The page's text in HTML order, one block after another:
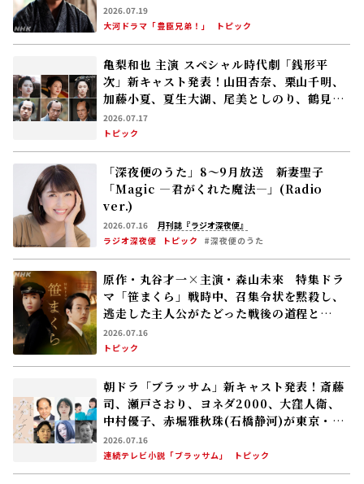
2026.07.19
大河ドラマ「豊臣兄弟！」
トピック
亀梨和也 主演 スペシャル時代劇「銭形平
次」新キャスト発表！山田杏奈、栗山千明、
加藤小夏、夏生大湖、尾美としのり、鶴見辰
吾――物語の鍵を握る旅一座と幕府関係者
2026.07.17
トピック
「深夜便のうた」8～9月放送 新妻聖子
「Magic ―君がくれた魔法―」(Radio
ver.)
2026.07.16
月刊誌『ラジオ深夜便』
ラジオ深夜便
トピック #深夜便のうた
原作・丸谷才一×主演・森山未來 特集ドラ
マ「笹まくら」戦時中、召集令状を黙殺し、
逃走した主人公がたどった戦後の道程と
は……
2026.07.16
トピック
朝ドラ「ブラッサム」新キャスト発表！斎藤
司、瀬戸さおり、ヨネダ2000、大窪人衛、
中村優子、赤堀雅秋――珠(石橋静河)が東京・本
郷で出会う人々 2026年度後期放送
2026.07.16
連続テレビ小説「ブラッサム」
トピック